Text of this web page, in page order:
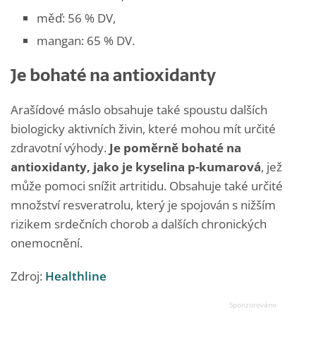
měď: 56 % DV,
mangan: 65 % DV.
Je bohaté na antioxidanty
Arašídové máslo obsahuje také spoustu dalších
biologicky aktivních živin, které mohou mít určité
zdravotní výhody. Je poměrně bohaté na
antioxidanty, jako je kyselina p-kumarová, jež
může pomoci snížit artritidu. Obsahuje také určité
množství resveratrolu, který je spojován s nižším
rizikem srdečních chorob a dalších chronických
onemocnění.
Zdroj: Healthline